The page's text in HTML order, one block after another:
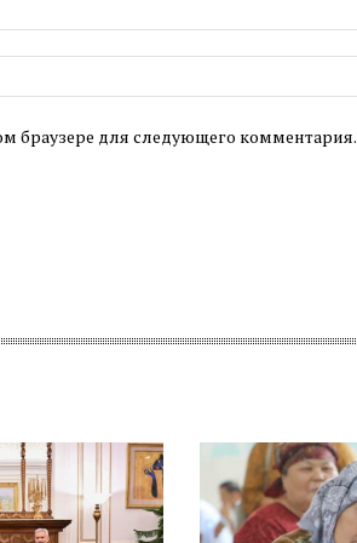
браузере для следующего комментария.